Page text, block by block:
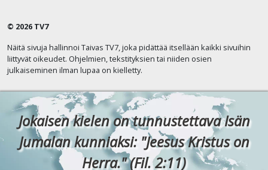
© 2026 TV7
Näitä sivuja hallinnoi Taivas TV7, joka pidättää itsellään kaikki sivuihin
liittyvät oikeudet. Ohjelmien, tekstityksien tai niiden osien
julkaiseminen ilman lupaa on kielletty.
Jokaisen kielen on tunnustettava Isän
Jumalan kunniaksi: "Jeesus Kristus on
Herra." (Fil. 2:11)